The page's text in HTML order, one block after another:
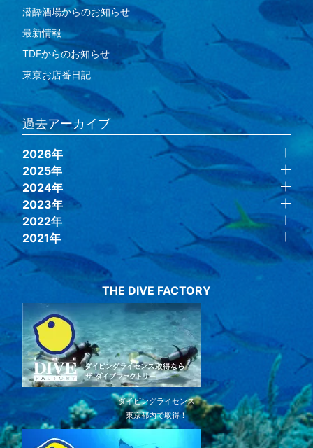
潜酔酒場からのお知らせ
最新情報
TDFからのお知らせ
東京お店番日記
過去アーカイブ
2026年
2025年
2024年
2023年
2022年
2021年
THE DIVE FACTORY
ダイビングライセンス
東京都内で取得！